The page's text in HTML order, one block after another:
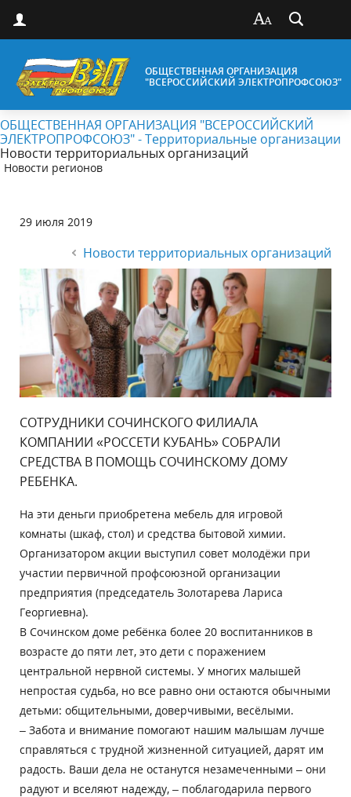
ОБЩЕСТВЕННАЯ ОРГАНИЗАЦИЯ
"ВСЕРОССИЙСКИЙ ЭЛЕКТРОПРОФСОЮЗ"
ОБЩЕСТВЕННАЯ ОРГАНИЗАЦИЯ "ВСЕРОССИЙСКИЙ
ЭЛЕКТРОПРОФСОЮЗ" - Территориальные организации
Новости территориальных организаций
Новости регионов
29 июля 2019
Новости территориальных организаций
СОТРУДНИКИ СОЧИНСКОГО ФИЛИАЛА
КОМПАНИИ «РОССЕТИ КУБАНЬ» СОБРАЛИ
СРЕДСТВА В ПОМОЩЬ СОЧИНСКОМУ ДОМУ
РЕБЕНКА.
На эти деньги приобретена мебель для игровой
комнаты (шкаф, стол) и средства бытовой химии.
Организатором акции выступил совет молодёжи при
участии первичной профсоюзной организации
предприятия (председатель Золотарева Лариса
Георгиевна).
В Сочинском доме ребёнка более 20 воспитанников в
возрасте до пяти лет, это дети с поражением
центральной нервной системы. У многих малышей
непростая судьба, но все равно они остаются обычными
детьми: общительными, доверчивыми, весёлыми.
– Забота и внимание помогают нашим малышам лучше
справляться с трудной жизненной ситуацией, дарят им
радость. Ваши дела не останутся незамеченными – они
радуют и вселяют надежду, – поблагодарила первого